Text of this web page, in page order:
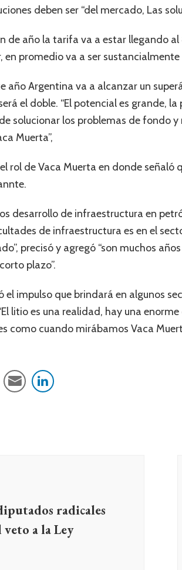
deben ser “del mercado, Las
de año la tarifa va a estar llegando
en promedio va a ser sustancialmente
año Argentina va a alcanzar un
el doble. “El potencial es grande,
solucionar los problemas de fondo
Muerta”,
rol de Vaca Muerta en donde señaló
desarrollo de infraestructura en
de infraestructura es en el
precisó y agregó “son muchos
plazo”.
el impulso que brindará en algunos
litio es una realidad, hay una
como cuando mirábamos Vaca
radicales
a la Ley